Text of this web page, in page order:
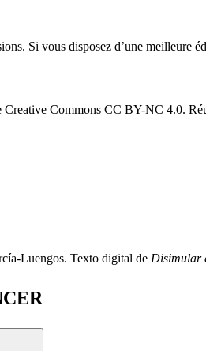
Si vous disposez d’une meilleure
Creative Commons CC BY-NC 4.0.
Luengos. Texto digital de Disimular